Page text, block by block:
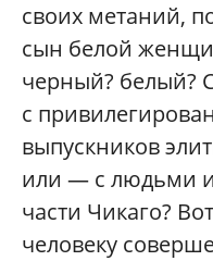
своих метаний,
сын белой
черный? белый?
с
выпускников
или — с людьми
части Чикаго?
человеку